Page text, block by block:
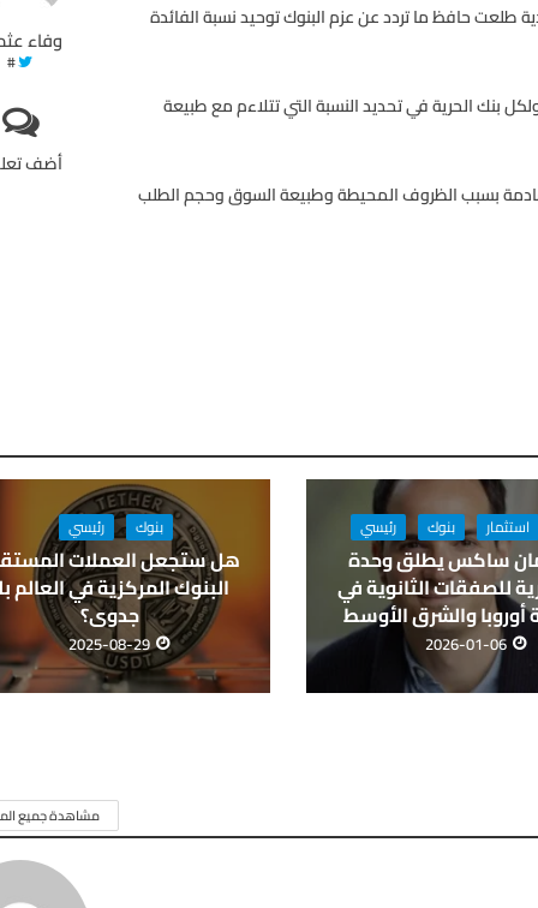
وفاء
#
أضف
طلعت حافظ ما تردد عن عزم البنوك توحيد نسبة الفائدة
بنك الحرية في تحديد النسبة التي تتلاءم مع طبيعة
بسبب الظروف المحيطة وطبيعة السوق وحجم الطلب
استثمار بنوك رئيسي
ساكس يطلق وحدة
للصفقات الثانوية في
والشرق الأوسط
2026-01-06
بنوك رئيسي
هل ستجعل العملات
البنوك المركزية في العالم
جدوى؟
2025-08-29
مشاهدة جميع